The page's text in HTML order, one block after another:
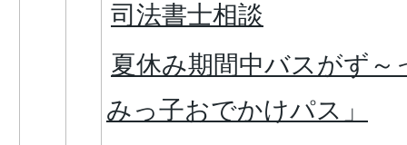
司法書士相談
夏休み期間中バスがず～
みっ子おでかけパス」